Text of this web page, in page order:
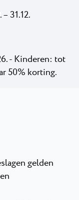
31.12.
- Kinderen: tot
50% korting.
gelden